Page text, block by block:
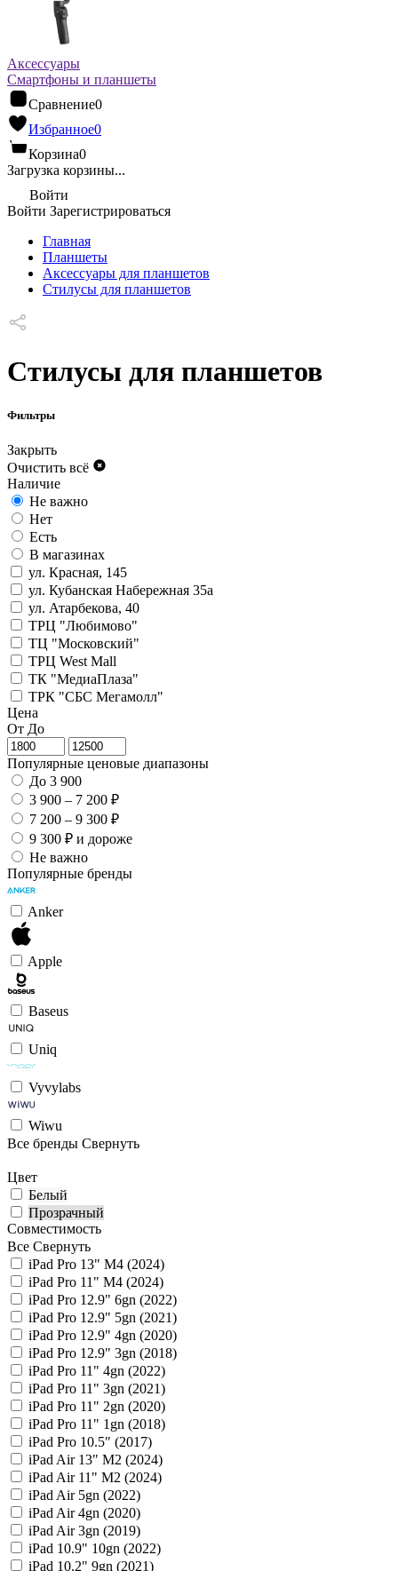
Аксессуары
Смартфоны и планшеты
Сравнение0
Избранное0
Корзина0
Загрузка корзины...
Войти
Войти Зарегистрироваться
Главная
Планшеты
Аксессуары для планшетов
Стилусы для планшетов
Стилусы для планшетов
Фильтры
Закрыть
Очистить всё
Наличие
Не важно
Нет
Есть
В магазинах
ул. Красная, 145
ул. Кубанская Набережная 35а
ул. Атарбекова, 40
ТРЦ "Любимово"
ТЦ "Московский"
ТРЦ West Mall
ТК "МедиаПлаза"
ТРК "СБС Мегамолл"
Цена
От До
Популярные ценовые диапазоны
До 3 900
3 900 – 7 200 ₽
7 200 – 9 300 ₽
9 300 ₽ и дороже
Не важно
Популярные бренды
Anker
Apple
Baseus
Uniq
Vyvylabs
Wiwu
Все бренды Свернуть
Цвет
Белый
Прозрачный
Совместимость
Все Свернуть
iPad Pro 13" M4 (2024)
iPad Pro 11" M4 (2024)
iPad Pro 12.9" 6gn (2022)
iPad Pro 12.9" 5gn (2021)
iPad Pro 12.9" 4gn (2020)
iPad Pro 12.9" 3gn (2018)
iPad Pro 11" 4gn (2022)
iPad Pro 11" 3gn (2021)
iPad Pro 11" 2gn (2020)
iPad Pro 11" 1gn (2018)
iPad Pro 10.5" (2017)
iPad Air 13" M2 (2024)
iPad Air 11" M2 (2024)
iPad Air 5gn (2022)
iPad Air 4gn (2020)
iPad Air 3gn (2019)
iPad 10.9" 10gn (2022)
iPad 10.2" 9gn (2021)